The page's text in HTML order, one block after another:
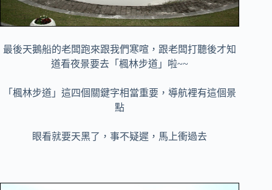
最後天鵝船的老闆跑來跟我們寒喧，跟老闆打聽後才知
道看夜景要去「楓林步道」啦~~
「楓林步道」這四個關鍵字相當重要，導航裡有這個景
點
眼看就要天黑了，事不疑遲，馬上衝過去